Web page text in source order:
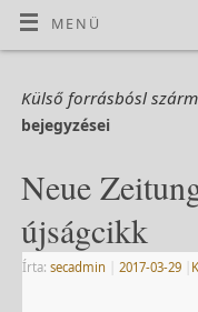
MENÜ
Külső forrásbósl
bejegyzései
Neue
újságcikk
Írta: secadmin 2017-03-29